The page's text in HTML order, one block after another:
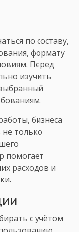
по составу,
формату
Перед
изучить
бизнеса
не только
помогает
расходов и
с учётом